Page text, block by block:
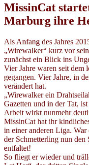
MissinCat
Marburg ihre
Als Anfang des Jahres
„Wirewalker“ kurz vor
zunächst ein Blick ins
Vier Jahre waren seit dem
gegangen. Vier Jahre, in
verändert hat.
„Wirewalker ein
Gazetten und in der Tat,
Arbeit wirkt nunmehr
MissinCat hat ihr
in einer anderen Liga. War
der Schmetterling nun den
entfaltet!
So fliegt er wieder und